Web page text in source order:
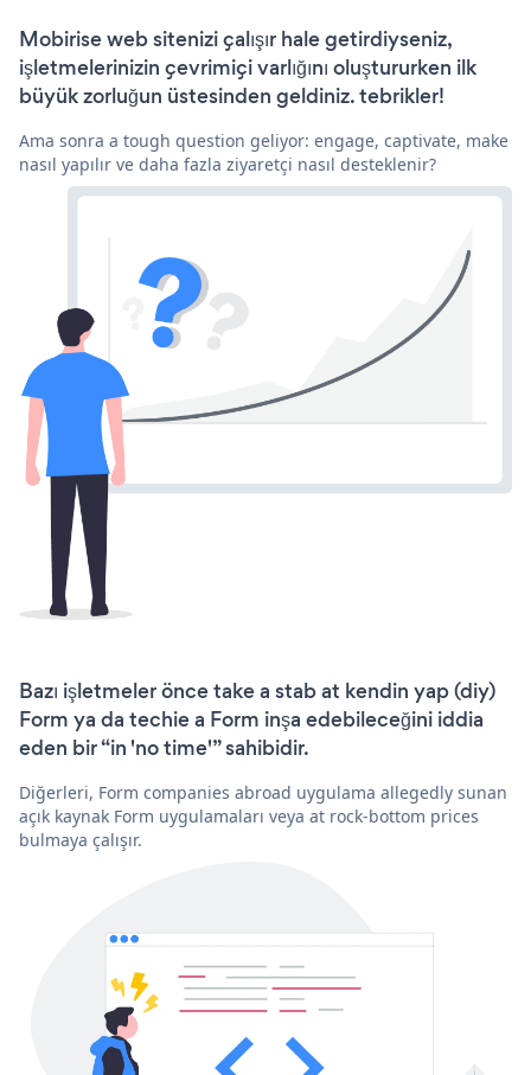
Mobirise web sitenizi çalışır hale getirdiyseniz,
işletmelerinizin çevrimiçi varlığını oluştururken ilk
büyük zorluğun üstesinden geldiniz. tebrikler!
Ama sonra a tough question geliyor: engage, captivate, make
nasıl yapılır ve daha fazla ziyaretçi nasıl desteklenir?
Bazı işletmeler önce take a stab at kendin yap (diy)
Form ya da techie a Form inşa edebileceğini iddia
eden bir “in 'no time'” sahibidir.
Diğerleri, Form companies abroad uygulama allegedly sunan
açık kaynak Form uygulamaları veya at rock-bottom prices
bulmaya çalışır.